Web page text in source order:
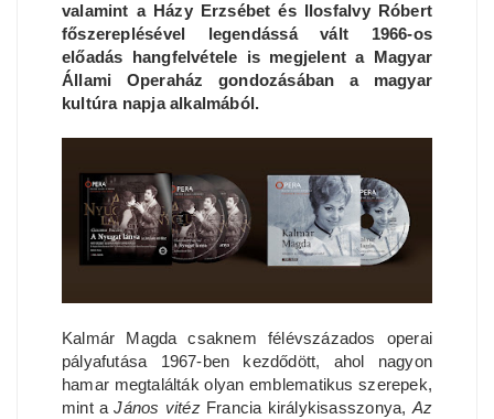
valamint a Házy Erzsébet és Ilosfalvy Róbert
főszereplésével legendássá vált 1966-os
előadás hangfelvétele is megjelent a Magyar
Állami Operaház gondozásában a magyar
kultúra napja alkalmából.
Kalmár Magda csaknem félévszázados operai
pályafutása 1967-ben kezdődött, ahol nagyon
hamar megtalálták olyan emblematikus szerepek,
mint aJános vitézFrancia királykisasszonya, Az